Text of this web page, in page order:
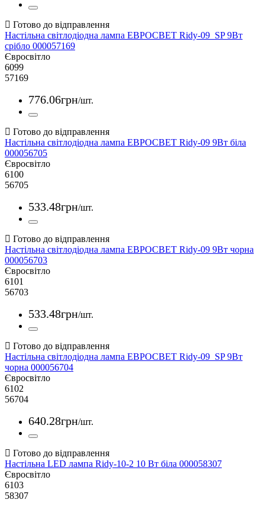
Настільна світлодіодна лампа ЕВРОСВЕТ Ridy-09_SP 9Вт
срібло 000057169
Євросвітло
6099
57169
776.06грн/шт.
Настільна світлодіодна лампа ЕВРОСВЕТ Ridy-09 9Вт біла
000056705
Євросвітло
6100
56705
533.48грн/шт.
Настільна світлодіодна лампа ЕВРОСВЕТ Ridy-09 9Вт чорна
000056703
Євросвітло
6101
56703
533.48грн/шт.
Настільна світлодіодна лампа ЕВРОСВЕТ Ridy-09_SP 9Вт
чорна 000056704
Євросвітло
6102
56704
640.28грн/шт.
Настільна LED лампа Ridy-10-2 10 Вт біла 000058307
Євросвітло
6103
58307